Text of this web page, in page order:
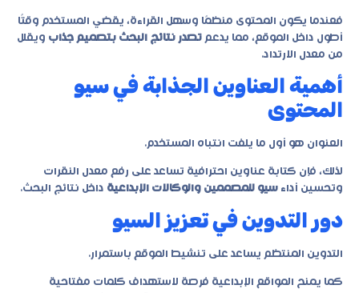
فعندما يكون المحتوى منظمًا وسهل القراءة، يقضي المستخدم وقتًا
أطول داخل الموقع، مما يدعم تصدر نتائج البحث بتصميم جذاب ويقلل
من معدل الارتداد.
أهمية العناوين الجذابة في سيو
المحتوى
العنوان هو أول ما يلفت انتباه المستخدم.
لذلك، فإن كتابة عناوين احترافية تساعد على رفع معدل النقرات
وتحسين أداء سيو للمصممين والوكالات الإبداعية داخل نتائج البحث.
دور التدوين في تعزيز السيو
التدوين المنتظم يساعد على تنشيط الموقع باستمرار.
كما يمنح المواقع الإبداعية فرصة لاستهداف كلمات مفتاحية